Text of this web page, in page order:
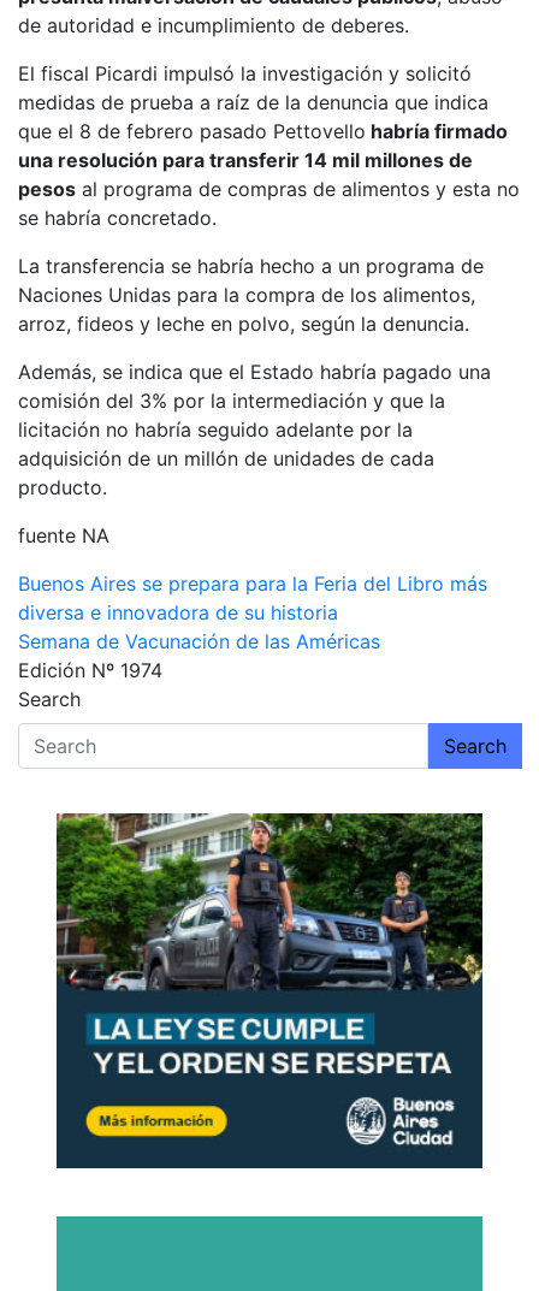
de autoridad e incumplimiento de deberes.
El fiscal Picardi impulsó la investigación y solicitó
medidas de prueba a raíz de la denuncia que indica
que el 8 de febrero pasado Pettovello habría firmado
una resolución para transferir 14 mil millones de
pesos al programa de compras de alimentos y esta no
se habría concretado.
La transferencia se habría hecho a un programa de
Naciones Unidas para la compra de los alimentos,
arroz, fideos y leche en polvo, según la denuncia.
Además, se indica que el Estado habría pagado una
comisión del 3% por la intermediación y que la
licitación no habría seguido adelante por la
adquisición de un millón de unidades de cada
producto.
fuente NA
Navegación
de
entradas
Buenos Aires se prepara para la Feria del Libro más
diversa e innovadora de su historia
Semana de Vacunación de las Américas
Edición Nº 1974
Search
Search